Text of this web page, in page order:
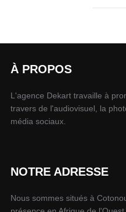
À PROPOS
L'agence Dekart travaille à
travers de l'audiovisuel, la
média sociaux.
NOTRE ADRESSE
Nous sommes situés à